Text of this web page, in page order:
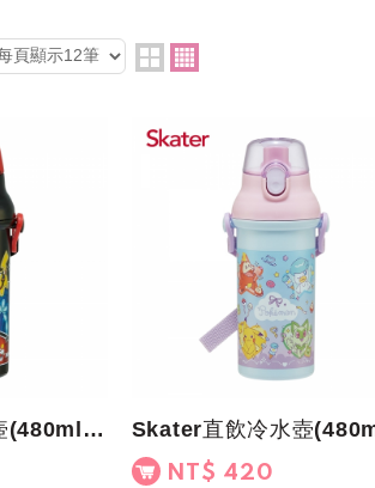
Skater直飲冷水壺(480ml)寶可夢BLACK
NT$ 420